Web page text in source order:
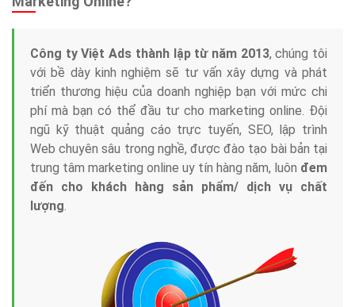
Công ty Việt Ads thành lập từ năm 2013, chúng tôi
với bề dày kinh nghiệm sẽ tư vấn xây dựng và phát
triển thương hiệu của doanh nghiệp bạn với mức chi
phí mà bạn có thể đầu tư cho marketing online. Đội
ngũ kỹ thuật quảng cáo trực tuyến, SEO, lập trình
Web chuyên sâu trong nghề, được đào tạo bài bản tại
trung tâm marketing online uy tín hàng năm, luôn đem
đến cho khách hàng sản phẩm/ dịch vụ chất
lượng.